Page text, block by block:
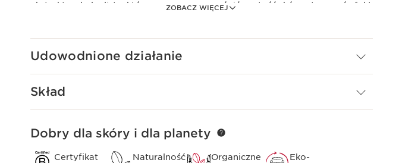
ZOBACZ WIĘCEJ
ekstraktu z kolcolistu, który pomaga przywrócić gęstość skóry, stworzyć efekt
umila aplikację.
Clarins Plus
Udowodnione działanie
Skład
Dobry dla skóry i dla planety
Certyfikat
Naturalność
Organiczne
Eko-